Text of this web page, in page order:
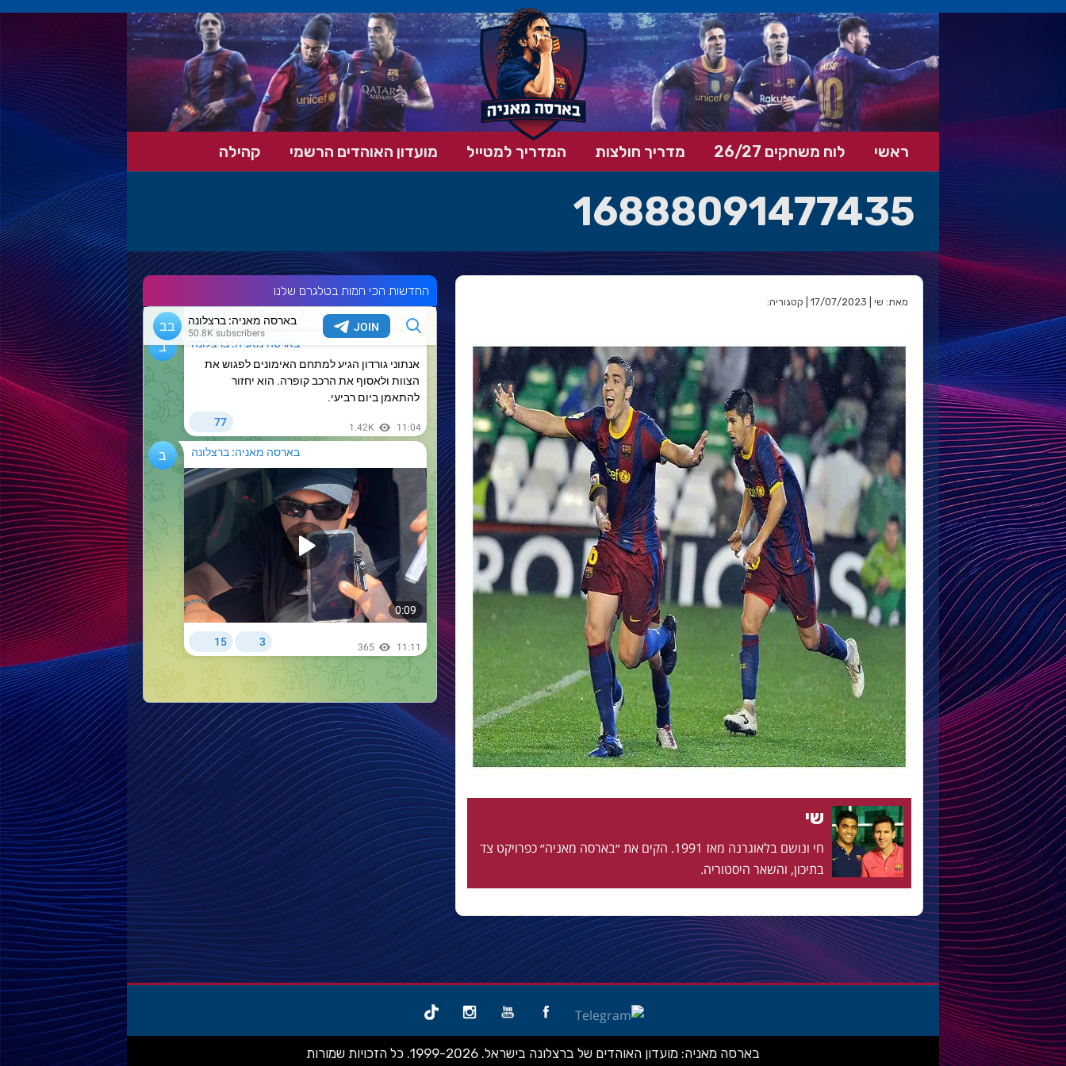
ראשי לוח משחקים 26/27 מדריך חולצות המדריך למטייל מועדון האוהדים הרשמי קהילה
16888091477435
מאת: שי | 17/07/2023 | קטגוריה:
שי
חי ונושם בלאוגרנה מאז 1991. הקים את ״בארסה מאניה״ כפרויקט צד
בתיכון, והשאר היסטוריה.
החדשות הכי חמות בטלגרם שלנו
בארסה מאניה: מועדון האוהדים של ברצלונה בישראל. 1999-2026. כל הזכויות שמורות